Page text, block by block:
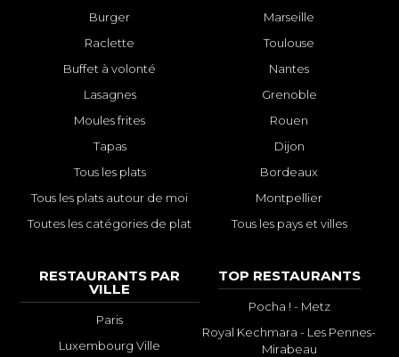
Burger
Raclette
Buffet à volonté
Lasagnes
Moules frites
Tapas
Tous les plats
Tous les plats autour de moi
Toutes les catégories de plat
Marseille
Toulouse
Nantes
Grenoble
Rouen
Dijon
Bordeaux
Montpellier
Tous les pays et villes
RESTAURANTS PAR
VILLE
Paris
Luxembourg Ville
TOP RESTAURANTS
Pocha ! - Metz
Royal Kechmara - Les Pennes-
Mirabeau